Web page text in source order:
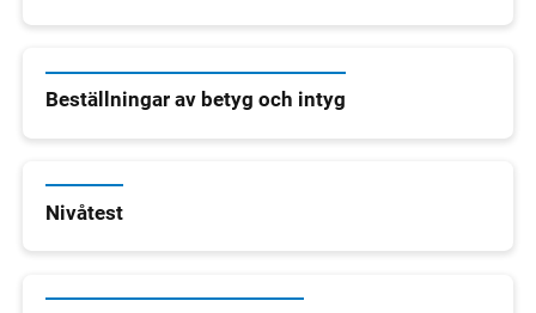
Beställningar av betyg och intyg
Nivåtest